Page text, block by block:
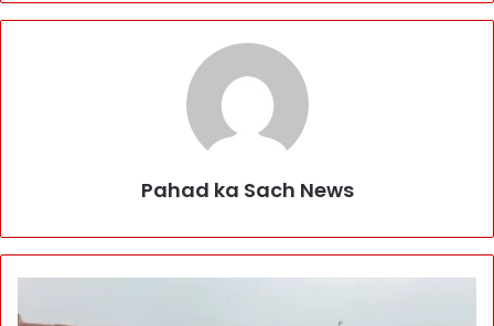
Pahad ka Sach News